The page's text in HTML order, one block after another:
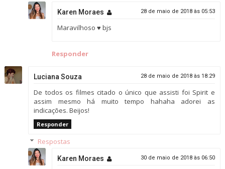
Karen Moraes 28 de maio de 2018 às 05:53
Maravilhoso ♥ bjs
Responder
Luciana Souza 28 de maio de 2018 às 18:29
De todos os filmes citado o único que assisti foi Spirit e
assim mesmo há muito tempo hahaha adorei as
indicações. Beijos!
Responder
Respostas
Karen Moraes 30 de maio de 2018 às 06:50